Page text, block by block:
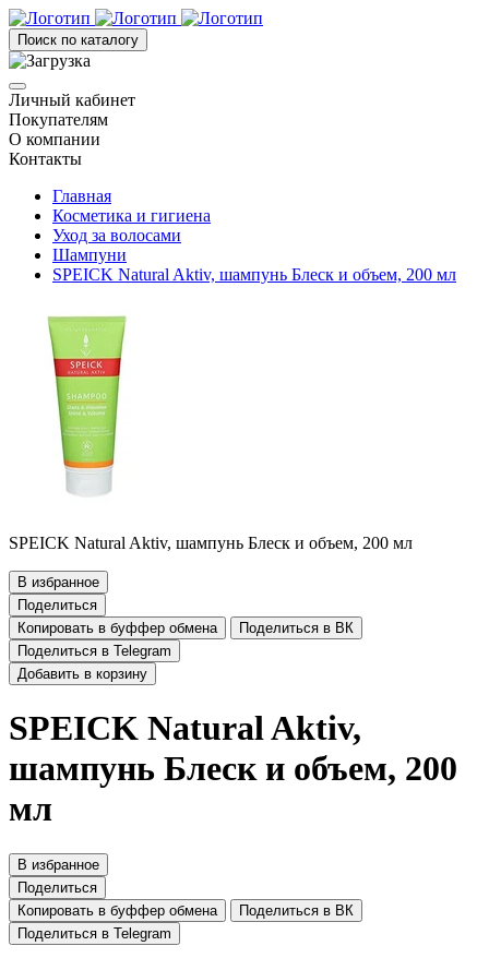
Поиск по каталогу
Личный кабинет
Покупателям
О компании
Контакты
Главная
Косметика и гигиена
Уход за волосами
Шампуни
SPEICK Natural Aktiv, шампунь Блеск и объем, 200 мл
SPEICK Natural Aktiv, шампунь Блеск и объем, 200 мл
В избранное
Поделиться
Копировать в буффер обмена
Поделиться в ВК
Поделиться в Telegram
Добавить в корзину
SPEICK Natural Aktiv,
шампунь Блеск и объем, 200
мл
В избранное
Поделиться
Копировать в буффер обмена
Поделиться в ВК
Поделиться в Telegram